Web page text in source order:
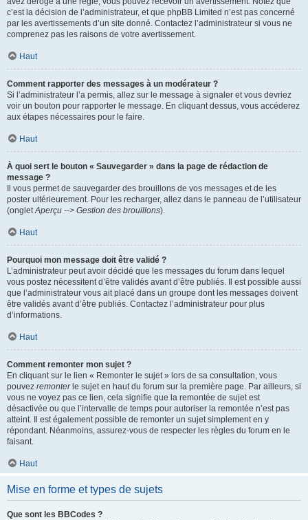
c’est la décision de l’administrateur, et que phpBB Limited n’est pas concerné
par les avertissements d’un site donné. Contactez l’administrateur si vous ne
comprenez pas les raisons de votre avertissement.
Haut
Comment rapporter des messages à un modérateur ?
Si l’administrateur l’a permis, allez sur le message à signaler et vous devriez
voir un bouton pour rapporter le message. En cliquant dessus, vous accéderez
aux étapes nécessaires pour le faire.
Haut
À quoi sert le bouton « Sauvegarder » dans la page de rédaction de
message ?
Il vous permet de sauvegarder des brouillons de vos messages et de les
poster ultérieurement. Pour les recharger, allez dans le panneau de l’utilisateur
(ongletAperçu --> Gestion des brouillons).
Haut
Pourquoi mon message doit être validé ?
L’administrateur peut avoir décidé que les messages du forum dans lequel
vous postez nécessitent d’être validés avant d’être publiés. Il est possible aussi
que l’administrateur vous ait placé dans un groupe dont les messages doivent
être validés avant d’être publiés. Contactez l’administrateur pour plus
d’informations.
Haut
Comment remonter mon sujet ?
En cliquant sur le lien « Remonter le sujet » lors de sa consultation, vous
pouvez remonterle sujet en haut du forum sur la première page. Par ailleurs, si
vous ne voyez pas ce lien, cela signifie que la remontée de sujet est
désactivée ou que l’intervalle de temps pour autoriser la remontée n’est pas
atteint. Il est également possible de remonter un sujet simplement en y
répondant. Néanmoins, assurez-vous de respecter les règles du forum en le
faisant.
Haut
Mise en forme et types de sujets
Que sont les BBCodes ?